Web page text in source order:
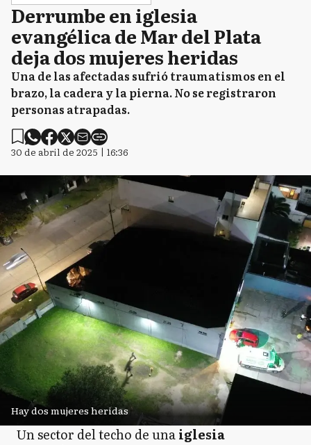
Derrumbe en iglesia
evangélica de Mar del Plata
deja dos mujeres heridas​
Una de las afectadas sufrió traumatismos en el
brazo, la cadera y la pierna. No se registraron
personas atrapadas.
30 de abril de 2025 | 16:36
Hay dos mujeres heridas
Un sector del techo de unaiglesia